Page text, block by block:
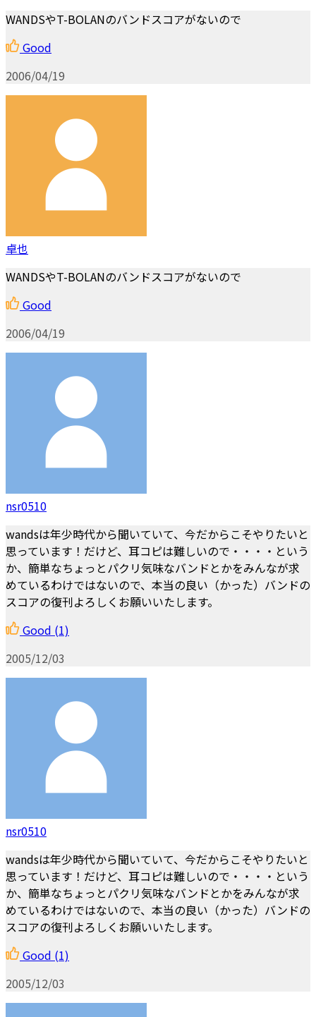
WANDSやT-BOLANのバンドスコアがないので
Good
2006/04/19
卓也
WANDSやT-BOLANのバンドスコアがないので
Good
2006/04/19
nsr0510
wandsは年少時代から聞いていて、今だからこそやりたいと
思っています！だけど、耳コピは難しいので・・・・という
か、簡単なちょっとパクリ気味なバンドとかをみんなが求
めているわけではないので、本当の良い（かった）バンドの
スコアの復刊よろしくお願いいたします。
Good (1)
2005/12/03
nsr0510
wandsは年少時代から聞いていて、今だからこそやりたいと
思っています！だけど、耳コピは難しいので・・・・という
か、簡単なちょっとパクリ気味なバンドとかをみんなが求
めているわけではないので、本当の良い（かった）バンドの
スコアの復刊よろしくお願いいたします。
Good (1)
2005/12/03